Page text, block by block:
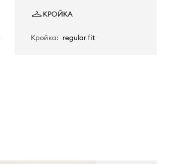
КРОЙКА
Кройка: regular fit